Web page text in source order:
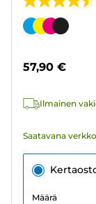
4.5/5
tähteä.
Värikasetti
57,90 €
Ilmainen
Saatavana
Määrä